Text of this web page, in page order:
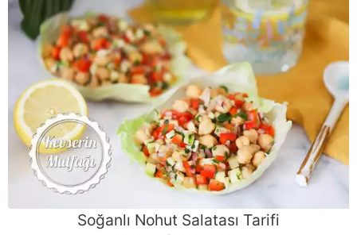
Soğanlı Nohut Salatası Tarifi